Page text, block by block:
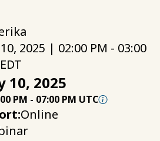
2025 | 02:00 PM - 03:00
10, 2025
PM - 07:00 PM UTC
Online